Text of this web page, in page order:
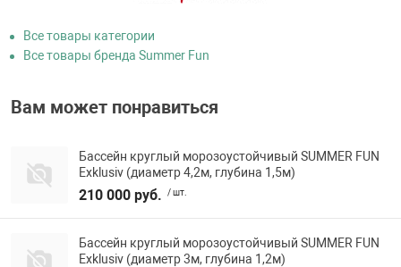
Все товары категории
Все товары бренда Summer Fun
Вам может понравиться
Бассейн круглый морозоустойчивый SUMMER FUN
Exklusiv (диаметр 4,2м, глубина 1,5м)
210 000 руб. / шт.
Бассейн круглый морозоустойчивый SUMMER FUN
Exklusiv (диаметр 3м, глубина 1,2м)